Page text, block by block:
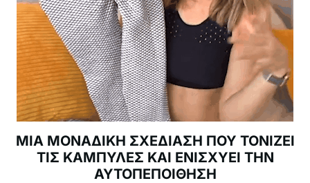
ΜΙΑ ΜΟΝΑΔΙΚΗ ΣΧΕΔΙΑΣΗ ΠΟΥ ΤΟΝΙΖΕΙ
ΤΙΣ ΚΑΜΠΥΛΕΣ ΚΑΙ ΕΝΙΣΧΥΕΙ ΤΗΝ
ΑΥΤΟΠΕΠΟΙΘΗΣΗ